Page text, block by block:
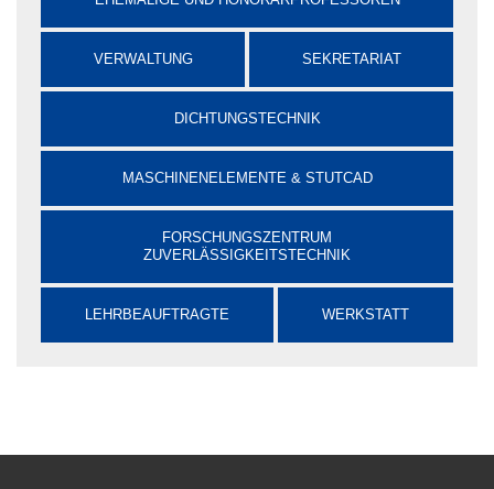
VERWALTUNG SEKRETARIAT
DICHTUNGSTECHNIK
MASCHINENELEMENTE & STUTCAD
FORSCHUNGSZENTRUM
ZUVERLÄSSIGKEITSTECHNIK
LEHRBEAUFTRAGTE WERKSTATT